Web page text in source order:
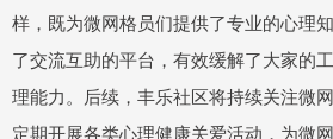
样，既为微网格员们提供了专业的心理
了交流互助的平台，有效缓解了大家的
理能力。后续，丰乐社区将持续关注微
定期开展各类心理健康关爱活动，为微